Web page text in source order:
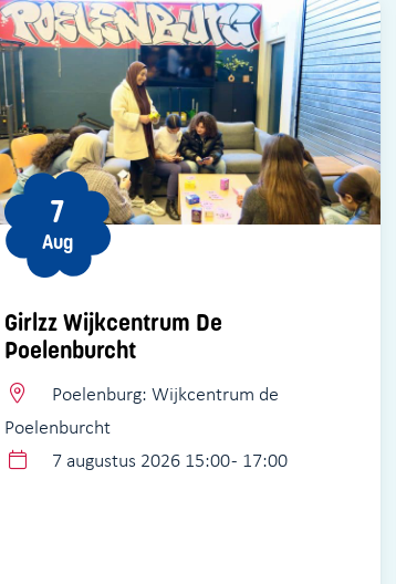
Girlzz Wijkcentrum De
Poelenburcht
7
Aug
Poelenburg: Wijkcentrum de
Poelenburcht
7 augustus 2026 15:00 - 17:00